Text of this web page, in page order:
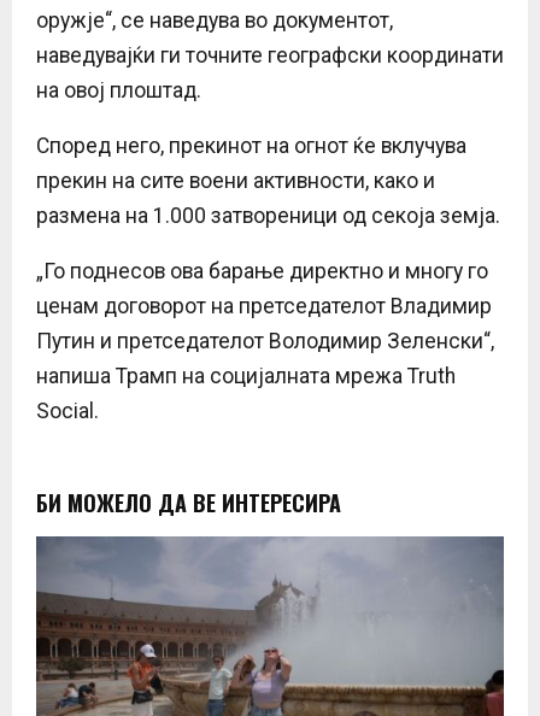
оружје“, се наведува во документот,
наведувајќи ги точните географски координати
на овој плоштад.
Според него, прекинот на огнот ќе вклучува
прекин на сите воени активности, како и
размена на 1.000 затвореници од секоја земја.
„Го поднесов ова барање директно и многу го
ценам договорот на претседателот Владимир
Путин и претседателот Володимир Зеленски“,
напиша Трамп на социјалната мрежа Truth
Social.
БИ МОЖЕЛО ДА ВЕ ИНТЕРЕСИРА